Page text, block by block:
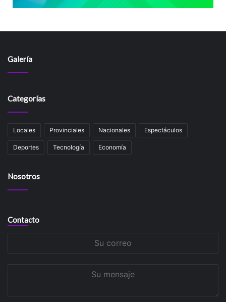
Galería
Categorías
Locales Provinciales Nacionales Espectáculos
Deportes Tecnología Economía
Nosotros
Contacto